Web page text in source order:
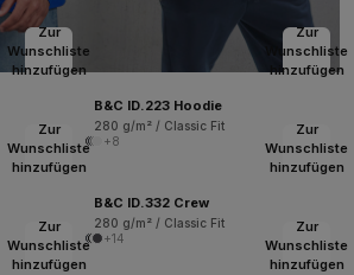
Zur
Wunschliste
hinzufügen
Zur
Wunschliste
hinzufügen
B&C ID.223 Hoodie
280 g/m² / Classic Fit
+8
Zur
Wunschliste
hinzufügen
Zur
Wunschliste
hinzufügen
B&C ID.332 Crew
280 g/m² / Classic Fit
+14
Zur
Wunschliste
hinzufügen
Zur
Wunschliste
hinzufügen